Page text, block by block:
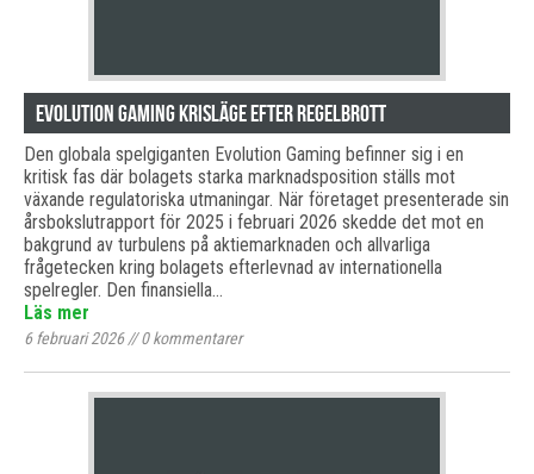
Evolution Gaming krisläge efter regelbrott
Den globala spelgiganten Evolution Gaming befinner sig i en
kritisk fas där bolagets starka marknadsposition ställs mot
växande regulatoriska utmaningar. När företaget presenterade sin
årsbokslutrapport för 2025 i februari 2026 skedde det mot en
bakgrund av turbulens på aktiemarknaden och allvarliga
frågetecken kring bolagets efterlevnad av internationella
spelregler. Den finansiella…
Läs mer
6 februari 2026//0kommentarer